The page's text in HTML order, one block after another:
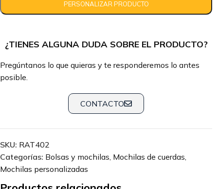
¿TIENES ALGUNA DUDA SOBRE EL PRODUCTO?
Pregúntanos lo que quieras y te responderemos lo antes
posible.
CONTACTO
SKU: RAT402
Categorías: Bolsas y mochilas, Mochilas de cuerdas,
Mochilas personalizadas